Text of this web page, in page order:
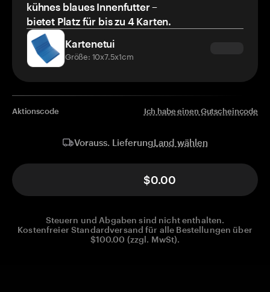
kühnes blaues Innenfutter –
bietet Platz für bis zu 4 Karten.
Kartenetui
Größe: 10x7.5x1cm
Aktionscode Ich habe einen Gutscheincode
Vorauss. LieferungLand wählen
$0.00
Steuern und Abgaben sind nicht enthalten.
Kostenfreier Standardversand für alle Bestellungen über
$100.00 (zzgl. MwSt).